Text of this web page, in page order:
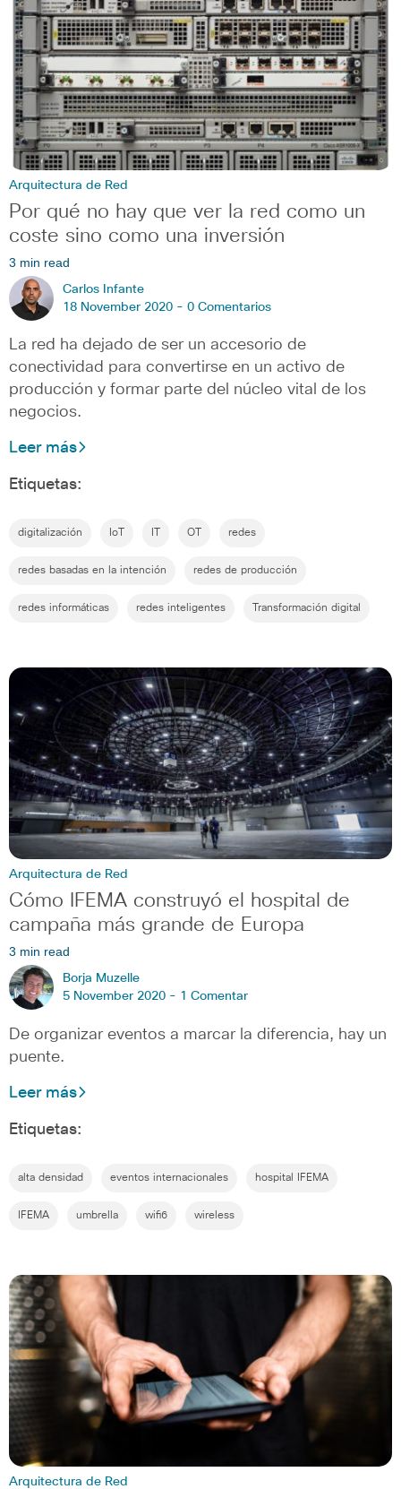
Arquitectura de Red
Por qué no hay que ver la red como un
coste sino como una inversión
3 min read
Carlos Infante
18 November 2020 - 0 Comentarios
La red ha dejado de ser un accesorio de
conectividad para convertirse en un activo de
producción y formar parte del núcleo vital de los
negocios.
Leer más
Etiquetas:
digitalización IoT OT redes
redes basadas en la intención redes de producción
redes informáticas redes inteligentes Transformación digital
Arquitectura de Red
Cómo IFEMA construyó el hospital de
campaña más grande de Europa
3 min read
Borja Muzelle
5 November 2020 - 1 Comentar
De organizar eventos a marcar la diferencia, hay un
puente.
Leer más
Etiquetas:
alta densidad eventos internacionales hospital IFEMA
IFEMA umbrella wifi6 wireless
Arquitectura de Red